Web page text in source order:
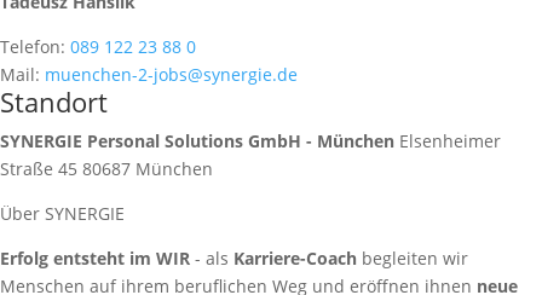
Telefon: 089 122 23 88 0
Mail: muenchen-2-jobs@synergie.de
Standort
SYNERGIE Personal Solutions GmbH - München Elsenheimer
Straße 45 80687 München
Über SYNERGIE
Erfolg entsteht im WIR - als Karriere-Coach begleiten wir
Menschen auf ihrem beruflichen Weg und eröffnen ihnen neue